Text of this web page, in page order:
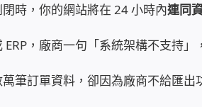
時，你的網站將在 24 小時內連同
ERP，廠商一句「系統架構不支持」
筆訂單資料，卻因為廠商不給匯出